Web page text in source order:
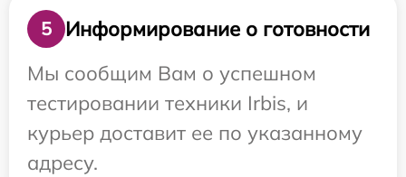
5
Информирование о готовности
Мы сообщим Вам о успешном
тестировании техники Irbis, и
курьер доставит ее по указанному
адресу.